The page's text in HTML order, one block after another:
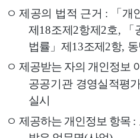
ㅇ 제공의 법적 근거 : 「개
제18조제2항제2호, 「
법률」 제13조제2항,
ㅇ 제공받는 자의 개인정보
공공기관 경영실적평
실시
ㅇ 제공하는 개인정보 항목 :